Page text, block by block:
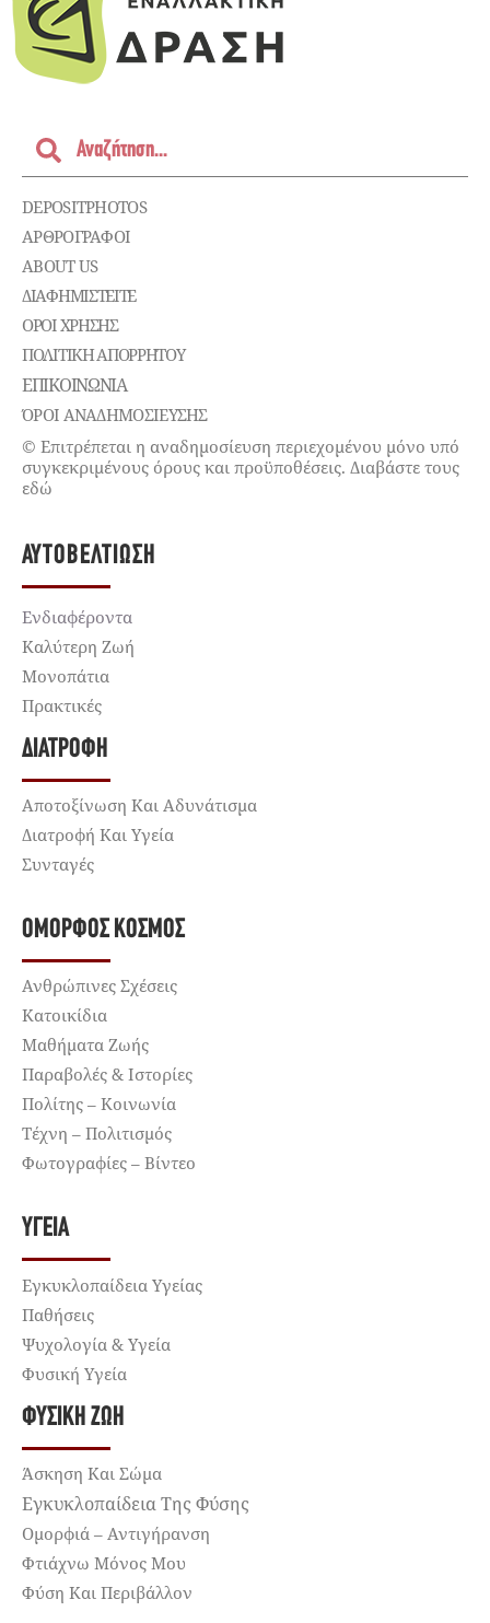
DEPOSITPHOTOS
ΑΡΘΡΟΓΡΑΦΟΙ
ABOUT US
ΔΙΑΦΗΜΙΣΤΕΊΤΕ
ΌΡΟΙ ΧΡΉΣΗΣ
ΠΟΛΙΤΙΚΉ ΑΠΟΡΡΉΤΟΥ
ΕΠΙΚΟΙΝΩΝΊΑ
ΌΡΟΙ ΑΝΑΔΗΜΟΣΙΕΥΣΗΣ
© Επιτρέπεται η αναδημοσίευση περιεχομένου μόνο υπό
συγκεκριμένους όρους και προϋποθέσεις. Διαβάστε τους
εδώ
ΑΥΤΟΒΕΛΤΊΩΣΗ
Ενδιαφέροντα
Καλύτερη Ζωή
Μονοπάτια
Πρακτικές
ΔΙΑΤΡΟΦΉ
Αποτοξίνωση Και Αδυνάτισμα
Διατροφή Και Υγεία
Συνταγές
ΌΜΟΡΦΟΣ ΚΌΣΜΟΣ
Ανθρώπινες Σχέσεις
Κατοικίδια
Μαθήματα Ζωής
Παραβολές & Ιστορίες
Πολίτης – Κοινωνία
Τέχνη – Πολιτισμός
Φωτογραφίες – Βίντεο
ΥΓΕΊΑ
Εγκυκλοπαίδεια Υγείας
Παθήσεις
Ψυχολογία & Υγεία
Φυσική Υγεία
ΦΥΣΙΚΉ ΖΩΉ
Άσκηση Και Σώμα
Εγκυκλοπαίδεια Της Φύσης
Ομορφιά – Αντιγήρανση
Φτιάχνω Μόνος Μου
Φύση Και Περιβάλλον